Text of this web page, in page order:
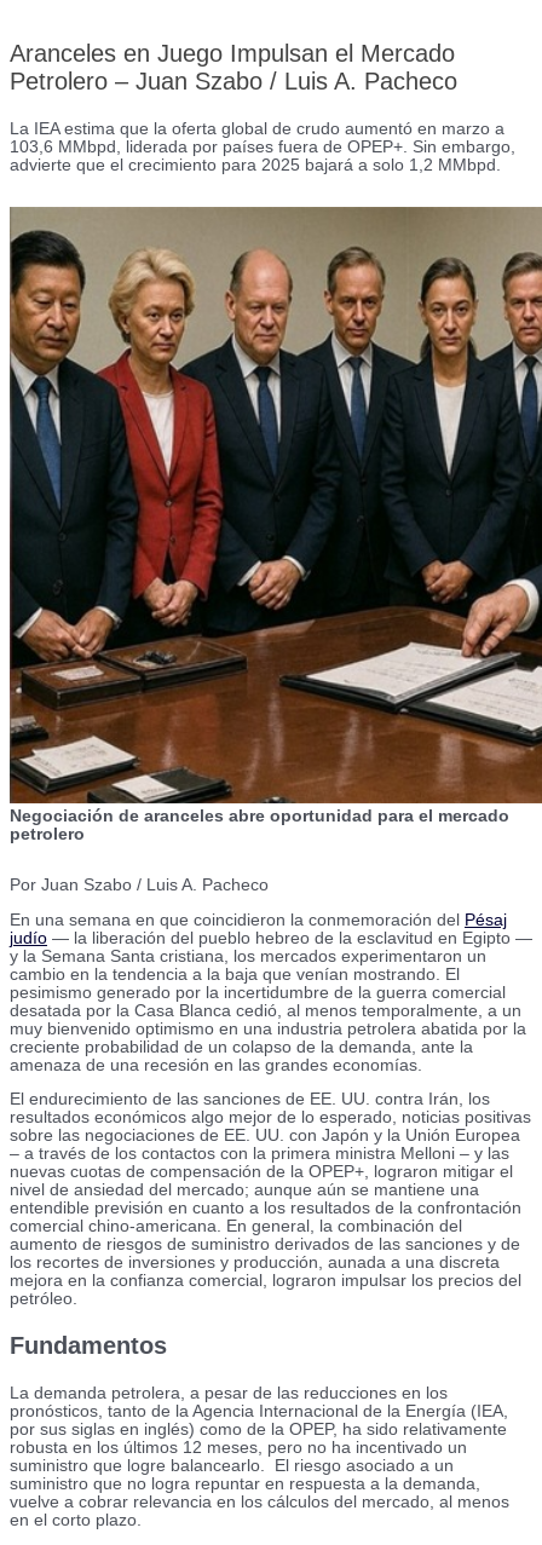
Aranceles en Juego Impulsan el Mercado
Petrolero – Juan Szabo / Luis A. Pacheco
La IEA estima que la oferta global de crudo aumentó en marzo a
103,6 MMbpd, liderada por países fuera de OPEP+. Sin embargo,
advierte que el crecimiento para 2025 bajará a solo 1,2 MMbpd.
Negociación de aranceles abre oportunidad para el mercado
petrolero
Por Juan Szabo / Luis A. Pacheco
En una semana en que coincidieron la conmemoración del Pésaj
judío — la liberación del pueblo hebreo de la esclavitud en Egipto —
y la Semana Santa cristiana, los mercados experimentaron un
cambio en la tendencia a la baja que venían mostrando. El
pesimismo generado por la incertidumbre de la guerra comercial
desatada por la Casa Blanca cedió, al menos temporalmente, a un
muy bienvenido optimismo en una industria petrolera abatida por la
creciente probabilidad de un colapso de la demanda, ante la
amenaza de una recesión en las grandes economías.
El endurecimiento de las sanciones de EE. UU. contra Irán, los
resultados económicos algo mejor de lo esperado, noticias positivas
sobre las negociaciones de EE. UU. con Japón y la Unión Europea
– a través de los contactos con la primera ministra Melloni – y las
nuevas cuotas de compensación de la OPEP+, lograron mitigar el
nivel de ansiedad del mercado; aunque aún se mantiene una
entendible previsión en cuanto a los resultados de la confrontación
comercial chino-americana. En general, la combinación del
aumento de riesgos de suministro derivados de las sanciones y de
los recortes de inversiones y producción, aunada a una discreta
mejora en la confianza comercial, lograron impulsar los precios del
petróleo.
Fundamentos
La demanda petrolera, a pesar de las reducciones en los
pronósticos, tanto de la Agencia Internacional de la Energía (IEA,
por sus siglas en inglés) como de la OPEP, ha sido relativamente
robusta en los últimos 12 meses, pero no ha incentivado un
suministro que logre balancearlo. El riesgo asociado a un
suministro que no logra repuntar en respuesta a la demanda,
vuelve a cobrar relevancia en los cálculos del mercado, al menos
en el corto plazo.